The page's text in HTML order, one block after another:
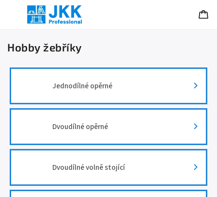
Hobby žebříky
Jednodílné opěrné
Dvoudílné opěrné
Dvoudílné volně stojící